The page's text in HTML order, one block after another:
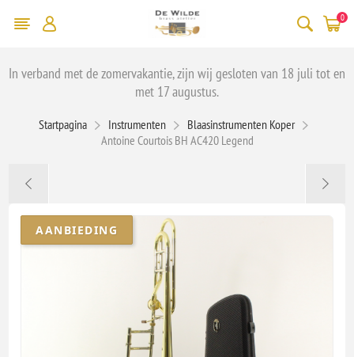
0
In verband met de zomervakantie, zijn wij gesloten van 18 juli tot en
met 17 augustus.
Startpagina Instrumenten
Blaasinstrumenten Koper
Antoine Courtois BH AC420 Legend
AANBIEDING